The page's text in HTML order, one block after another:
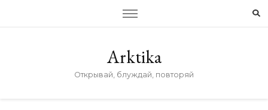
Arktika
Открывай, блуждай, повторяй